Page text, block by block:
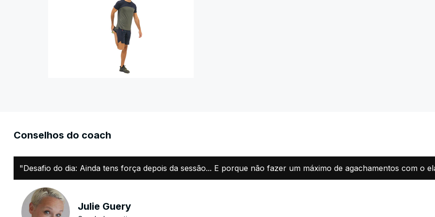
Conselhos do coach
"Desafio do dia: Ainda tens força depois da sessão... E porque não fazer um máximo de agachamentos com o
Julie Guery